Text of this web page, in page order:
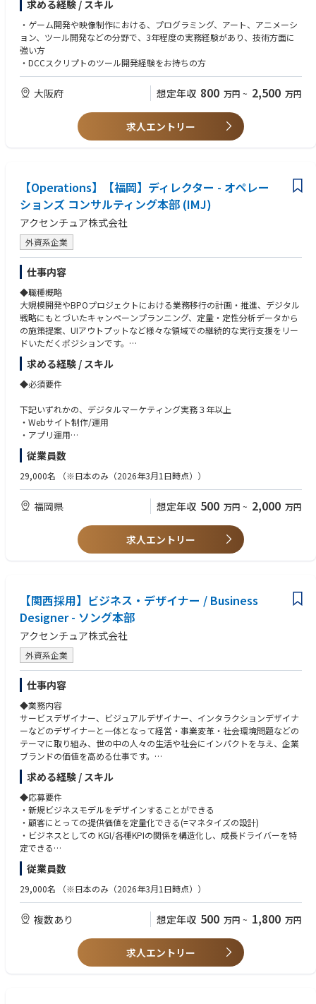
・デザイナーの制作効率を向上させる為の、制作基盤の
立案・管理システム開発・ツール制作等を行う
求める経験 / スキル
・ゲーム開発や映像制作における、プログラミング、アート、アニメーシ
ョン、ツール開発などの分野で、3年程度の実務経験があり、技術方面に
強い方
・DCCスクリプトのツール開発経験をお持ちの方
大阪府 想定年収 800 万円 ~ 2,500 万円
求人エントリー
【Operations】【福岡】ディレクター - オペレー
ションズ コンサルティング本部 (IMJ)
アクセンチュア株式会社
外資系企業
仕事内容
◆職種概略
大規模開発やBPOプロジェクトにおける業務移行の計画・推進、デジタル
戦略にもとづいたキャンペーンプランニング、定量・定性分析データから
の施策提案、UIアウトプットなど様々な領域での継続的な実行支援をリー
ドいただくポジションです。
◆具体的な仕事内容
【Campaign manager】
・デジタルキャンペーンのプランニング
・KPI策定/制作進行/分析、レポーティング
・定量的データを基にしたPDCA運用
【Information Architect】
・クライアントのビジネス課題の理解、戦略策定
・デジタルマーケティング領域の業務把握、整理、分析
・プロジェクトにおけるチームリードまたはその補佐
・プランニングやその統括
・クライアント課題のヒアリング及び課題設定
・課題改善施策全体の設計・管理
求める経験 / スキル
◆必須要件
下記いずれかの、デジタルマーケティング実務３年以上
・Webサイト制作/運用
・アプリ運用
・デジタルキャンペーン企画/運用
※管理職採用の場合※
従業員数
29,000名 （※日本のみ（2026年3月1日時点））
福岡県 想定年収 500 万円 ~ 2,000 万円
求人エントリー
【関西採用】ビジネス・デザイナー / Business
Designer - ソング本部
アクセンチュア株式会社
外資系企業
仕事内容
◆業務内容
サービスデザイナー、ビジュアルデザイナー、インタラクションデザイナ
ーなどのデザイナーと一体となって経営・事業変革・社会環境問題などの
テーマに取り組み、世の中の人々の生活や社会にインパクトを与え、企業
ブランドの価値を高める仕事です。
顧客視点を軸に、顧客とブランド双方にとって価値ある新しいビジネスを
デザインします。
<具体的な業務内容>
・顧客視点に立ち、調査・分析から市場機会を捕まえる
・顧客視点に立ち、サービスデザイナーとアラインし、クライアントのビ
ジネスにインパクトをもたらすビジネスモデルをデザインし、事業計画を
・クライアントの既存サービスやエクスペリエンスのビジネスモデルのプ
ロポジションを数量的な価値で描き、顧客に届けるための成長戦略を描く
・プロトタイピングやストーリーテリングの手法を活用して、ステークホ
ルダーとビジネスモデルを精緻化していく
・共創セッションを通して、未来の顧客・ブランドエクスペリエンスに基
求める経験 / スキル
◆応募要件
・新規ビジネスモデルをデザインすることができる
・顧客にとっての提供価値を定量化できる(=マネタイズの設計)
・ビジネスとしての KGI/各種KPIの関係を構造化し、成長ドライバーを特
定できる
・簡易的な事業P/Lが作成できる
・デザインに対するパッション、信念がある
・広義のデザインの本質やデザイナーの思考法を理解している
計、ワークショップファシリテーション、、PoCなど）を理解している
◆望ましい経験・スキル
・ビジネスデザインの経験
・プロダクトマネジメントの経験
従業員数
29,000名 （※日本のみ（2026年3月1日時点））
複数あり 想定年収 500 万円 ~ 1,800 万円
求人エントリー